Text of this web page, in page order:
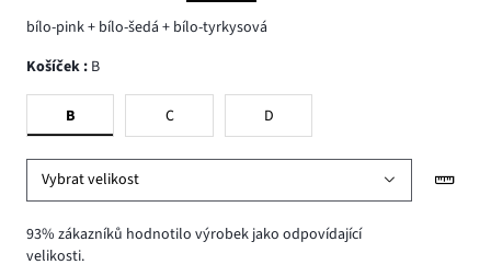
bílo-pink + bílo-šedá + bílo-tyrkysová
Košíček : B
B C D
Vybrat velikost
93% zákazníků hodnotilo výrobek jako odpovídající
velikosti.